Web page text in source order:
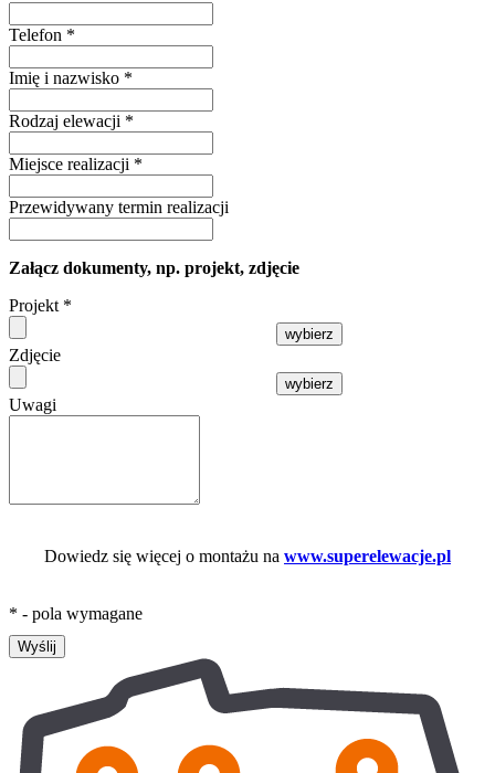
Telefon *
Imię i nazwisko *
Rodzaj elewacji *
Miejsce realizacji *
Przewidywany termin realizacji
Załącz dokumenty, np. projekt, zdjęcie
Projekt *
wybierz
Zdjęcie
wybierz
Uwagi
Dowiedz się więcej o montażu na www.superelewacje.pl
* - pola wymagane
Wyślij